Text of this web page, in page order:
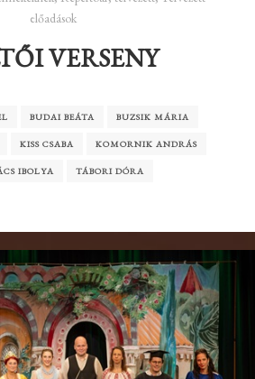
előadások
VERSENY
BUDAI BEÁTA BUZSIK MÁRIA
KISS CSABA KOMORNIK ANDRÁS
IBOLYA TÁBORI DÓRA